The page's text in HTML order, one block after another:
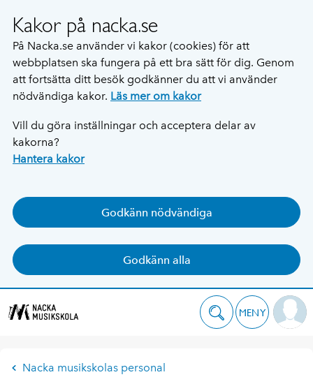
Kakor på nacka.se
På Nacka.se använder vi kakor (cookies) för att
webbplatsen ska fungera på ett bra sätt för dig. Genom
att fortsätta ditt besök godkänner du att vi använder
nödvändiga kakor. Läs mer om kakor
Vill du göra inställningar och acceptera delar av
kakorna?
Hantera kakor
Godkänn nödvändiga
Godkänn alla
MENY
Nacka musikskolas personal